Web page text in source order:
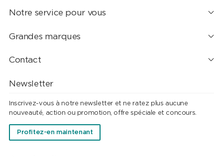
Notre service pour vous
Grandes marques
Contact
Newsletter
Inscrivez-vous à notre newsletter et ne ratez plus aucune
nouveauté, action ou promotion, offre spéciale et concours.
Profitez-en maintenant